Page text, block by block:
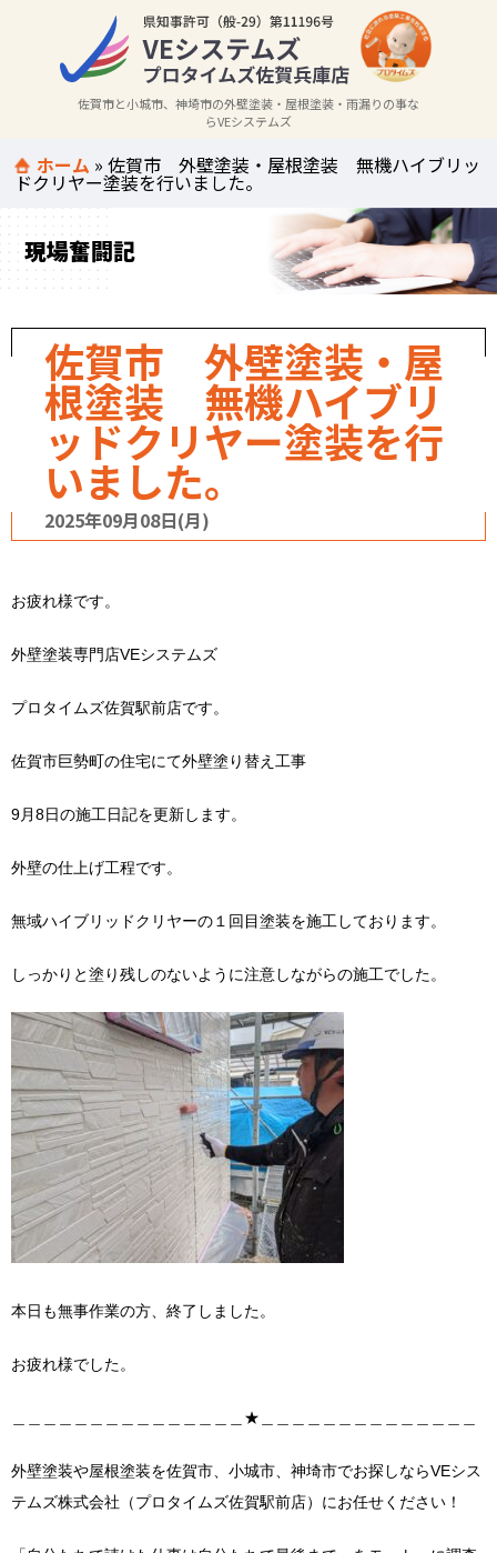
佐賀市と小城市、神埼市の外壁塗装・屋根塗装・雨漏りの事な
らVEシステムズ
ホーム »佐賀市 外壁塗装・屋根塗装 無機ハイブリッ
ドクリヤー塗装を行いました。
現場奮闘記
佐賀市 外壁塗装・屋
根塗装 無機ハイブリ
ッドクリヤー塗装を行
いました。
2025年09月08日(月)
お疲れ様です。
外壁塗装専門店VEシステムズ
プロタイムズ佐賀駅前店です。
佐賀市巨勢町の住宅にて外壁塗り替え工事
9月8日の施工日記を更新します。
外壁の仕上げ工程です。
無域ハイブリッドクリヤーの１回目塗装を施工しております。
しっかりと塗り残しのないように注意しながらの施工でした。
本日も無事作業の方、終了しました。
お疲れ様でした。
＿＿＿＿＿＿＿＿＿＿＿＿＿＿＿★＿＿＿＿＿＿＿＿＿＿＿＿＿＿
外壁塗装や屋根塗装を佐賀市、小城市、神埼市でお探しならVEシス
テムズ株式会社（プロタイムズ佐賀駅前店）にお任せください！